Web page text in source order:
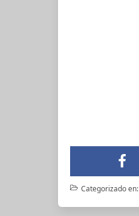
Categorizado en: